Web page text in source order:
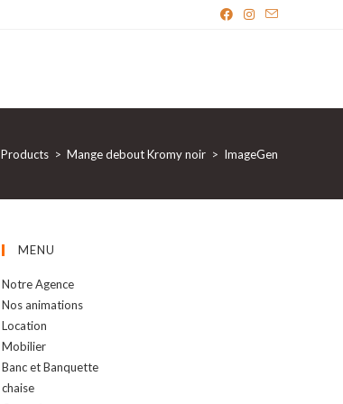
Products > Mange debout Kromy noir > ImageGen
MENU
Notre Agence
Nos animations
Location
Mobilier
Banc et Banquette
chaise